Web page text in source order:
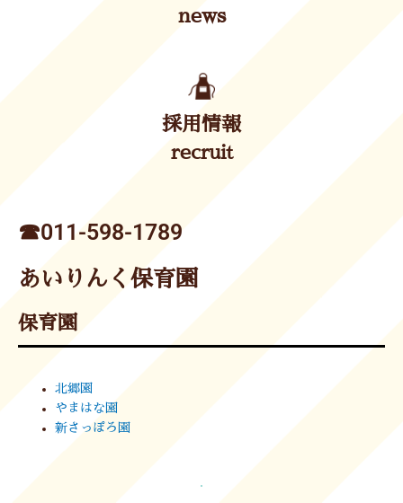
news
採用情報
recruit
☎︎011-598-1789
あいりんく保育園
保育園
北郷園
やまはな園
新さっぽろ園